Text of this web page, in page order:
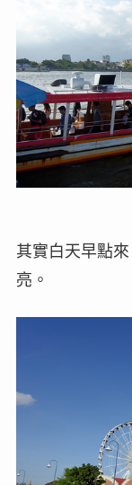
其實白天早點
亮。